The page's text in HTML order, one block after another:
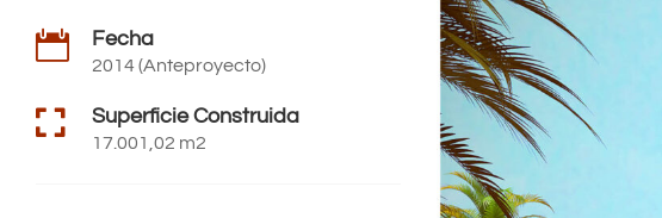
 Fecha
2014 (Anteproyecto)
 Superficie Construida
17.001,02 m2